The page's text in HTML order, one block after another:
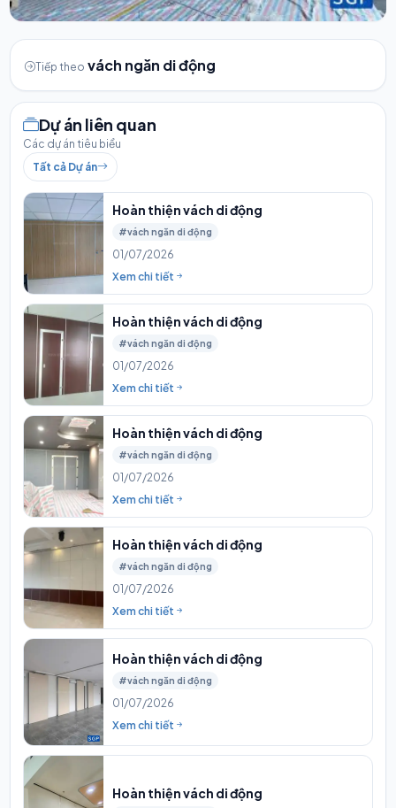
Tiếp theo vách ngăn di động
Dự án liên quan
Các dự án tiêu biểu
Tất cả Dự án
Hoàn thiện vách di động
#vách ngăn di động
01/07/2026
Xem chi tiết
Hoàn thiện vách di động
#vách ngăn di động
01/07/2026
Xem chi tiết
Hoàn thiện vách di động
#vách ngăn di động
01/07/2026
Xem chi tiết
Hoàn thiện vách di động
#vách ngăn di động
01/07/2026
Xem chi tiết
Hoàn thiện vách di động
#vách ngăn di động
01/07/2026
Xem chi tiết
Hoàn thiện vách di động